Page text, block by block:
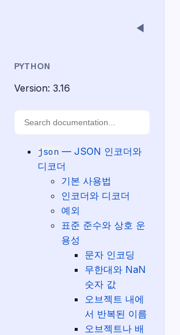
◀
PYTHON
Version: 3.16
json — JSON 인코더와
디코더
기본 사용법
인코더와 디코더
예외
표준 준수와 상호 운
용성
문자 인코딩
무한대와 NaN
숫자 값
오브젝트 내에
서 반복된 이름
오브젝트나 배